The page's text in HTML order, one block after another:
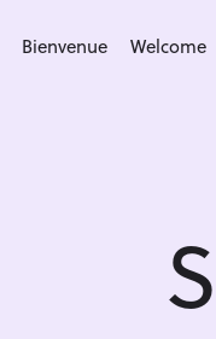
Bienvenue Welcome